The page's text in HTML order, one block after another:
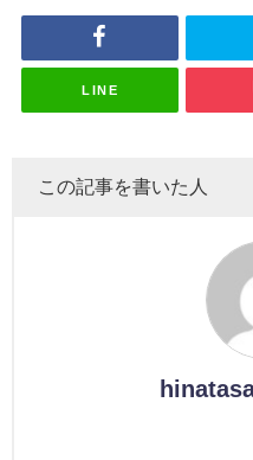
ざわつかせ
「ラヴィッ
スタジオ出
ざわ
LINE
この記事を書いた人